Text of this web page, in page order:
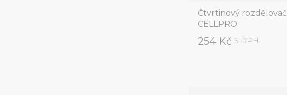
Čtvrtinový rozdělovač
CELLPRO
254 Kč S DPH